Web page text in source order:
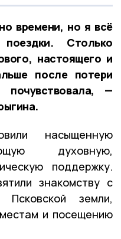
времени, но я всё
Столько
настоящего и
после потери
—
насыщенную
духовную,
поддержку.
знакомству с
земли,
и посещению